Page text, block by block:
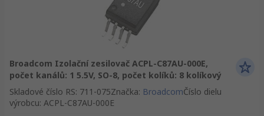
Broadcom Izolační zesilovač ACPL-C87AU-000E,
počet kanálů: 1 5.5V, SO-8, počet kolíků: 8 kolíkový
Skladové číslo RS: 711-075Značka: BroadcomČíslo dielu
výrobcu: ACPL-C87AU-000E